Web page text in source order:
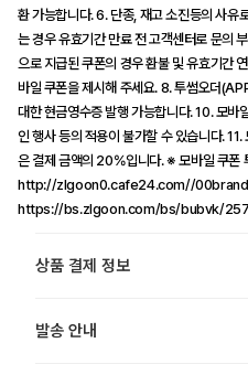
환 가능합니다. 6. 단종, 재고 소진등의 사유
는 경우 유효기간 만료 전 고객센터로 문의
으로 지급된 쿠폰의 경우 환불 및 유효기간
바일 쿠폰을 제시해 주세요. 8. 투썸오더
대한 현금영수증 발행 가능합니다. 10. 모바
인 행사 등의 적용이 불가할 수 있습니다.
은 결제 금액의 20%입니다. ※ 모바일 쿠폰
http://zlgoon0.cafe24.com//
https://bs.zlgoon.com/bs/bubvk/
상품 결제 정보
발송 안내